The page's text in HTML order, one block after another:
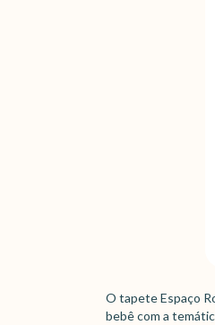
O tapete Espaço
bebê com a